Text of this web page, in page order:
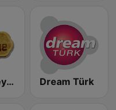
Radyo Meyhane Dream Türk